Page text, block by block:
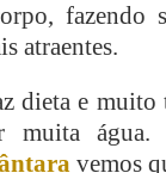
fazendo
atraentes.
dieta e muito
muita água.
vemos